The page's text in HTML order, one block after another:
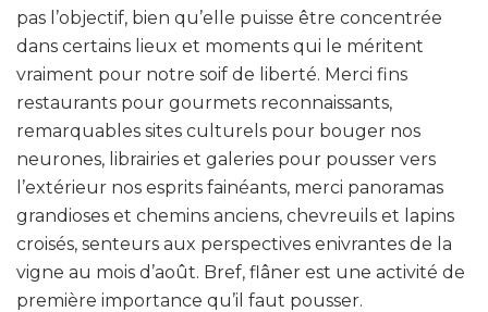
pas l’objectif, bien qu’elle puisse être concentrée
dans certains lieux et moments qui le méritent
vraiment pour notre soif de liberté. Merci fins
restaurants pour gourmets reconnaissants,
remarquables sites culturels pour bouger nos
neurones, librairies et galeries pour pousser vers
l’extérieur nos esprits fainéants, merci panoramas
grandioses et chemins anciens, chevreuils et lapins
croisés, senteurs aux perspectives enivrantes de la
vigne au mois d’août. Bref, flâner est une activité de
première importance qu’il faut pousser.